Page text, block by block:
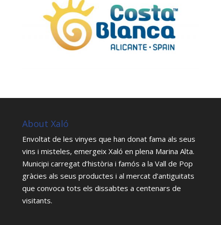
About Xaló
Envoltat de les vinyes que han donat fama als seus
vins i misteles, emergeix Xaló en plena Marina Alta.
Municipi carregat d’història i famós a la Vall de Pop
gràcies als seus productes i al mercat d’antiguitats
que convoca tots els dissabtes a centenars de
visitants.